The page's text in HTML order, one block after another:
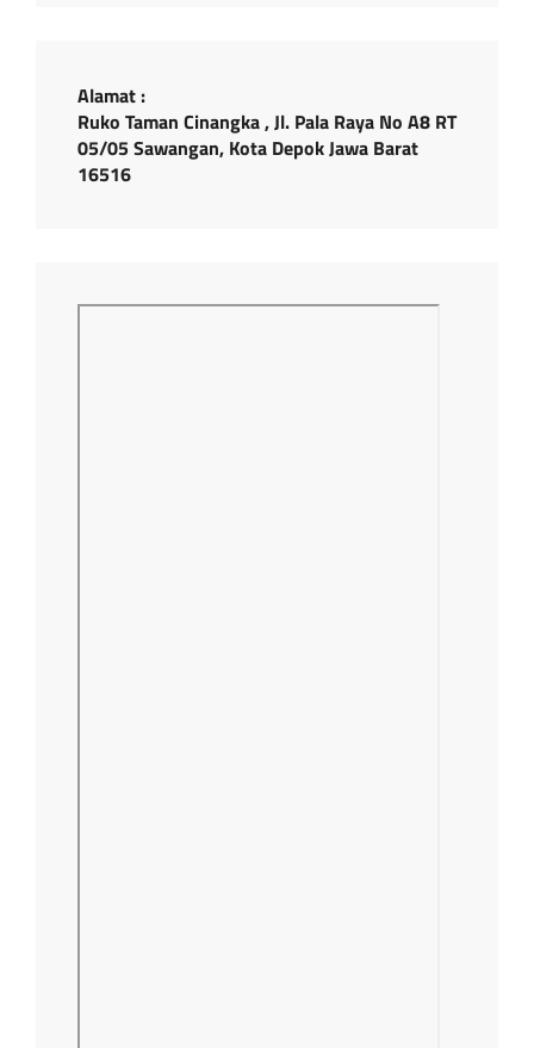
Alamat :
Ruko Taman Cinangka , Jl. Pala Raya No A8 RT
05/05 Sawangan, Kota Depok Jawa Barat
16516